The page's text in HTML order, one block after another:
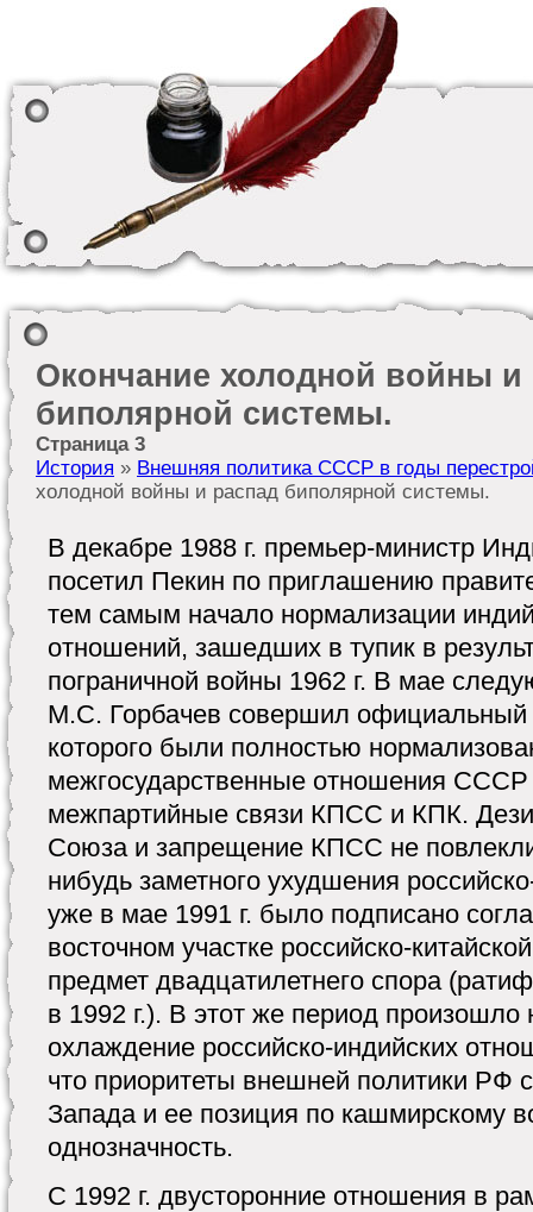
Окончание холодной войны и
биполярной системы.
Страница 3
История » Внешняя политика СССР в годы
холодной войны и распад биполярной системы.
В декабре 1988 г. премьер-министр
посетил Пекин по приглашению
тем самым начало нормализации
отношений, зашедших в тупик в
пограничной войны 1962 г. В мае
М.С. Горбачев совершил официальный
которого были полностью
межгосударственные отношения СССР
межпартийные связи КПСС и КПК.
Союза и запрещение КПСС не
нибудь заметного ухудшения
уже в мае 1991 г. было подписано
восточном участке российско-
предмет двадцатилетнего спора
в 1992 г.). В этот же период произошло
охлаждение российско-индийских
что приоритеты внешней политики РФ
Запада и ее позиция по кашмирскому
однозначность.
С 1992 г. двусторонние отношения в